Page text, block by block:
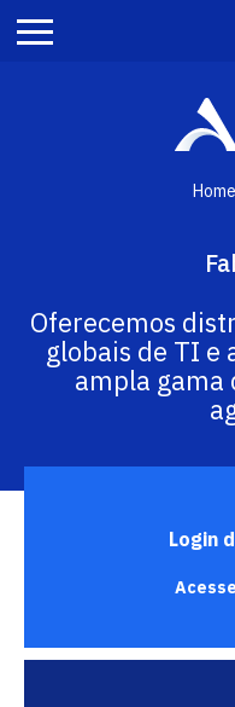
Home
Oferecemos
globais de TI e
ampla gama
Login